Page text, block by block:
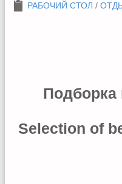
РАБОЧИЙ СТОЛ /
Подборка
Selection of